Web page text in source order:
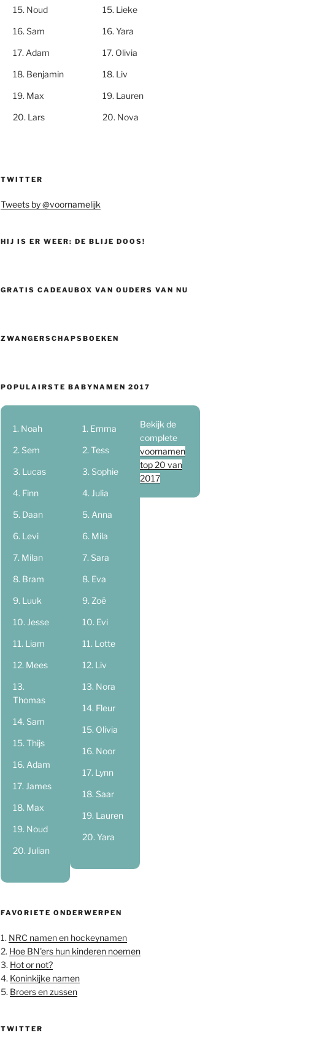
Noud
Sam
Adam
Benjamin
Max
Lars
Lieke
Yara
Olivia
Liv
Lauren
Nova
TWITTER
Tweets by @voornamelijk
HIJ IS ER WEER: DE BLIJE DOOS!
GRATIS CADEAUBOX VAN OUDERS VAN NU
ZWANGERSCHAPSBOEKEN
POPULAIRSTE BABYNAMEN 2017
Noah
Sem
Lucas
Finn
Daan
Levi
Milan
Bram
Luuk
Jesse
Liam
Mees
Thomas
Sam
Thijs
Adam
James
Max
Noud
Julian
Emma
Tess
Sophie
Julia
Anna
Mila
Sara
Eva
Zoë
Evi
Lotte
Liv
Nora
Fleur
Olivia
Noor
Lynn
Saar
Lauren
Yara
Bekijk de
complete
voornamen
top 20 van
2017
FAVORIETE ONDERWERPEN
1. NRC namen en hockeynamen
2. Hoe BN'ers hun kinderen noemen
3. Hot or not?
4. Koninkijke namen
5. Broers en zussen
TWITTER